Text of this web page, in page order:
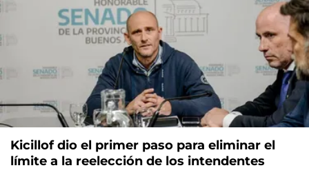
Kicillof dio el primer paso para eliminar el
límite a la reelección de los intendentes